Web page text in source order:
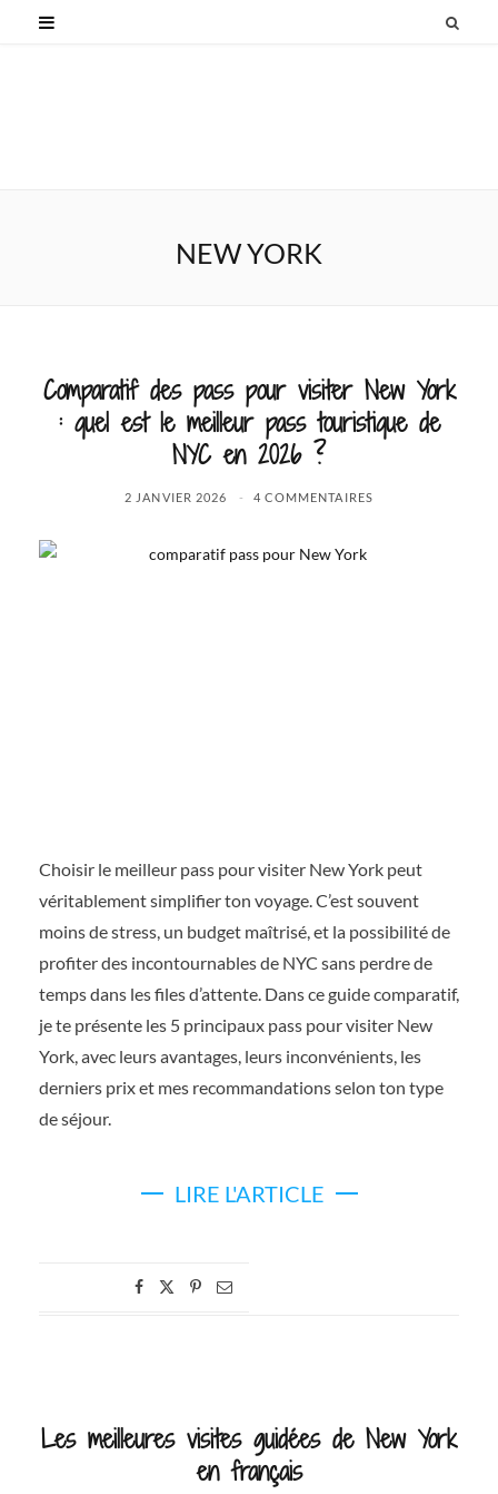
NEW YORK
Comparatif des pass pour visiter New York
: quel est le meilleur pass touristique de
NYC en 2026 ?
2 JANVIER 2026 4 COMMENTAIRES
Choisir le meilleur pass pour visiter New York peut
véritablement simplifier ton voyage. C’est souvent
moins de stress, un budget maîtrisé, et la possibilité de
profiter des incontournables de NYC sans perdre de
temps dans les files d’attente. Dans ce guide comparatif,
je te présente les 5 principaux pass pour visiter New
York, avec leurs avantages, leurs inconvénients, les
derniers prix et mes recommandations selon ton type
de séjour.
LIRE L'ARTICLE
Les meilleures visites guidées de New York
en français